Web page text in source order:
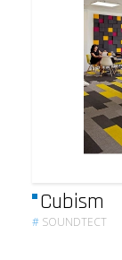
Cubism
# SOUNDTECT